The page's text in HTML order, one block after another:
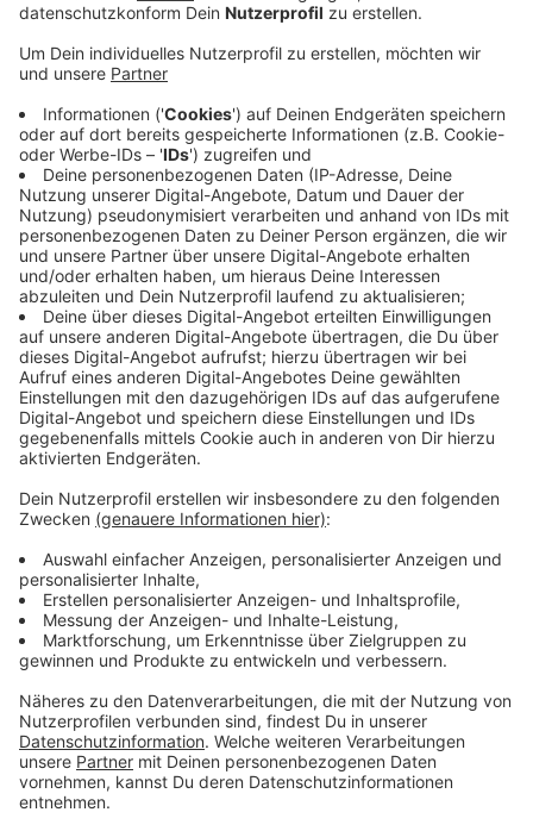
einzubetten. Dieser Service kann
Daten zu Ihren Aktivitäten
sammeln. Bitte lesen Sie die
Nutzung des Service zu, um dieses
Video anzusehen.
Mehr Informationen
Akzeptieren
powered byUsercentrics Consent
Management Platform
Es ist weiterhin erlaubt, draußen - am besten - alleine -
Sport zu machen. Weshalb Ausdauertraining so wichtig
ist, erklärt Dr. Froböse in diesem Video.
Anzeige
Sportstunde für die Kinder
Anzeige
Doch auch die Kinder benötigen Abwechslung und
Bewegung. Das wissen alle Eltern. Der
Basketballverein ALBA Berlin hat deshalb seit rund
einer Woche eine interaktive "Sportstunde"
entwickelt. Die Videos werden auf derYouTube
Grundschulalter. Über eine Million mal wurden die
Videos jeweils schon angeklickt. Wir haben hier die
ersten beiden Übungseinheiten für euch.
Anzeige